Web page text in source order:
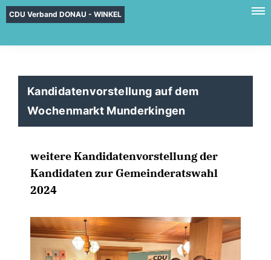
CDU Verband DONAU - WINKEL
Kandidatenvorstellung auf dem
Wochenmarkt Munderkingen
weitere Kandidatenvorstellung der
Kandidaten zur Gemeinderatswahl
2024